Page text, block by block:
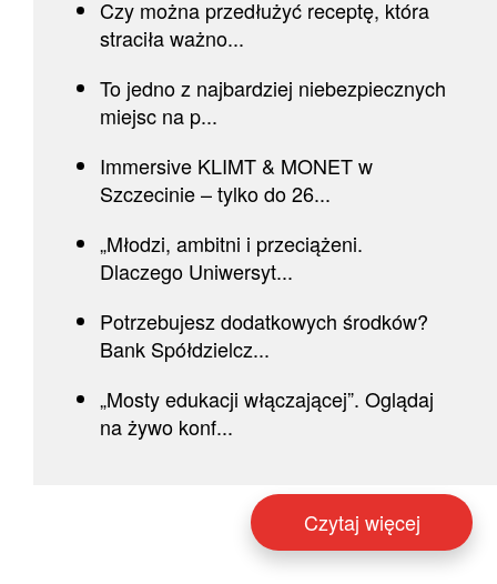
Czy można przedłużyć receptę, która
straciła ważno...
To jedno z najbardziej niebezpiecznych
miejsc na p...
Immersive KLIMT & MONET w
Szczecinie – tylko do 26...
„Młodzi, ambitni i przeciążeni.
Dlaczego Uniwersyt...
Potrzebujesz dodatkowych środków?
Bank Spółdzielcz...
„Mosty edukacji włączającej”. Oglądaj
na żywo konf...
Czytaj więcej